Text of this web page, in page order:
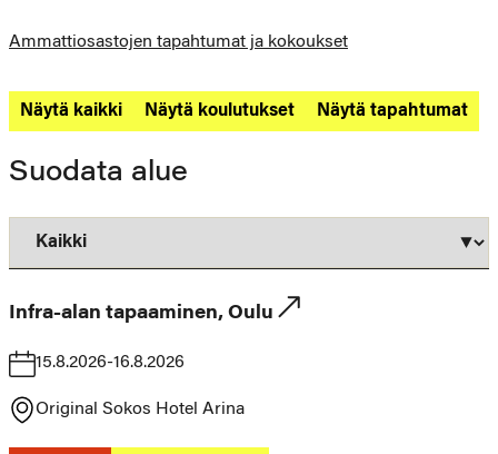
Ammattiosastojen tapahtumat ja kokoukset
Näytä kaikki Näytä koulutukset Näytä tapahtumat
Suodata alue
Infra-alan tapaaminen, Oulu
15.8.2026-16.8.2026
Original Sokos Hotel Arina